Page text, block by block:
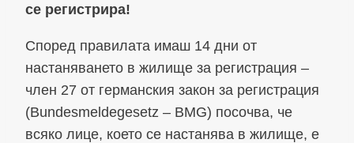
се регистрира!
Според правилата имаш 14 дни от
настаняването в жилище за регистрация –
член 27 от германския закон за регистрация
(Bundesmeldegesetz – BMG) посочва, че
всяко лице, което се настанява в жилище, е